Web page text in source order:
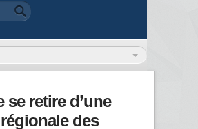
de recherche
se retire d’une
des